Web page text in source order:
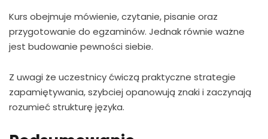
Kurs obejmuje mówienie, czytanie, pisanie oraz
przygotowanie do egzaminów. Jednak równie ważne
jest budowanie pewności siebie.
Z uwagi że uczestnicy ćwiczą praktyczne strategie
zapamiętywania, szybciej opanowują znaki i zaczynają
rozumieć strukturę języka.